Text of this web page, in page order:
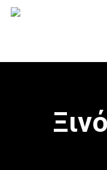
Skip
content